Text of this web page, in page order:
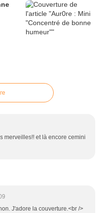
merveilles!! et là encore cemini
J'adore la couverture.<br />